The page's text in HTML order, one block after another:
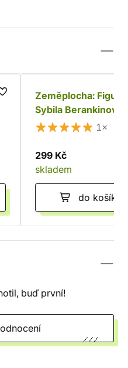
Zeměplocha:
Sybila Berankinová
1×
299 Kč
skladem
do košíku
buď první!